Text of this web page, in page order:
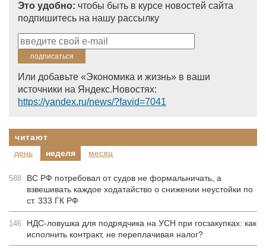
Это удобно: чтобы быть в курсе новостей сайта
подпишитесь на нашу рассылку
Или добавьте «Экономика и жизнь» в ваши
источники на Яндекс.Новостях:
https://yandex.ru/news/?favid=7041
читают
день
неделя месяц
588
ВС РФ потребовал от судов не формальничать, а
взвешивать каждое ходатайство о снижении неустойки по
ст. 333 ГК РФ
146
НДС-ловушка для подрядчика на УСН при госзакупках: как
исполнить контракт, не переплачивая налог?